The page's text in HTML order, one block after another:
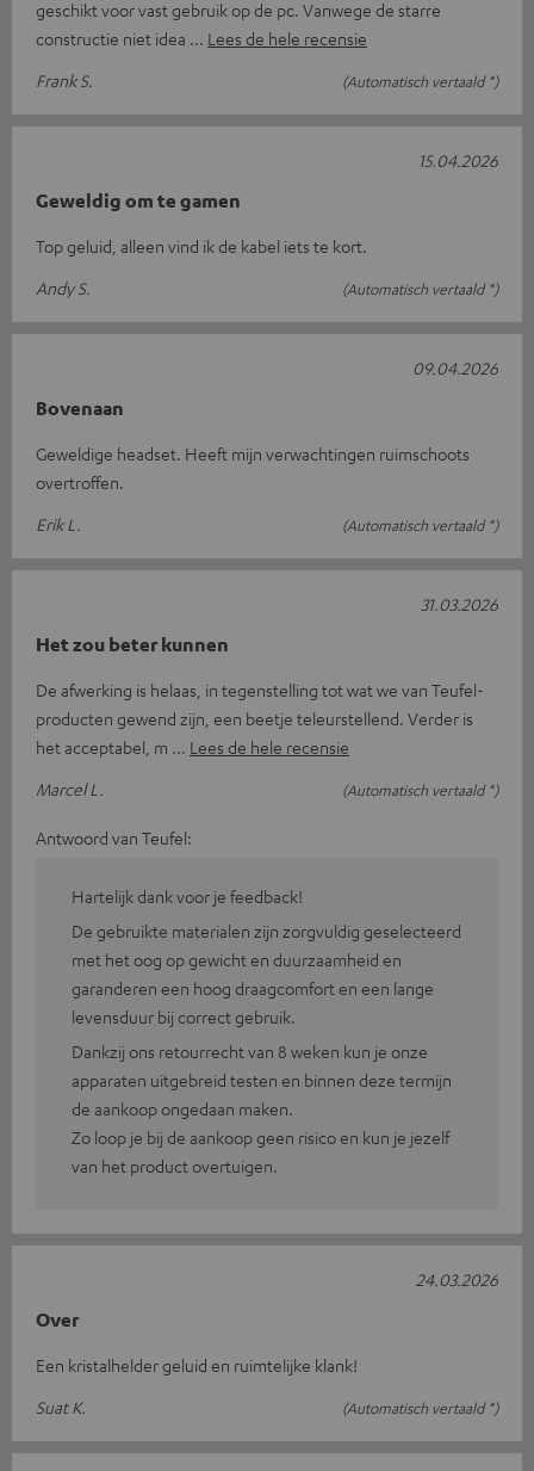
geschikt voor vast gebruik op de pc. Vanwege de starre
constructie niet idea
Lees de hele recensie
Frank S.
(Automatisch vertaald *)
Geweldig om te gamen
Top geluid, alleen vind ik de kabel iets te kort.
Andy S.
(Automatisch vertaald *)
15.04.2026
Bovenaan
Geweldige headset. Heeft mijn verwachtingen ruimschoots
overtroffen.
Erik L.
(Automatisch vertaald *)
09.04.2026
Het zou beter kunnen
De afwerking is helaas, in tegenstelling tot wat we van Teufel-
producten gewend zijn, een beetje teleurstellend. Verder is
het acceptabel, m
Lees de hele recensie
Marcel L.
(Automatisch vertaald *)
31.03.2026
Antwoord van Teufel:
Hartelijk dank voor je feedback!
De gebruikte materialen zijn zorgvuldig geselecteerd
met het oog op gewicht en duurzaamheid en
garanderen een hoog draagcomfort en een lange
levensduur bij correct gebruik.
Dankzij ons retourrecht van 8 weken kun je onze
apparaten uitgebreid testen en binnen deze termijn
de aankoop ongedaan maken.
Zo loop je bij de aankoop geen risico en kun je jezelf
van het product overtuigen.
Over
Een kristalhelder geluid en ruimtelijke klank!
Suat K.
(Automatisch vertaald *)
24.03.2026